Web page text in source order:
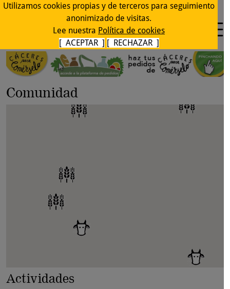
Utilizamos cookies propias y de terceros para seguimiento
anonimizado de visitas.
Lee nuestra Política de cookies
[ ACEPTAR ] [ RECHAZAR ]
Comunidad
Actividades